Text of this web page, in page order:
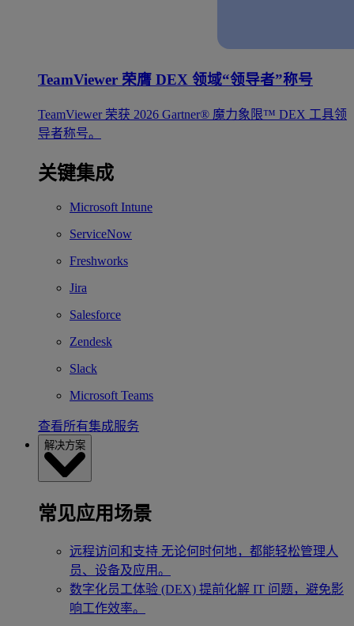
TeamViewer 荣膺 DEX 领域“领导者”称号
TeamViewer 荣获 2026 Gartner® 魔力象限™ DEX 工具领
导者称号。
关键集成
Microsoft Intune
ServiceNow
Freshworks
Jira
Salesforce
Zendesk
Slack
Microsoft Teams
查看所有集成服务
解决方案
常见应用场景
远程访问和支持 无论何时何地，都能轻松管理人
员、设备及应用。
数字化员工体验 (DEX) 提前化解 IT 问题，避免影
响工作效率。